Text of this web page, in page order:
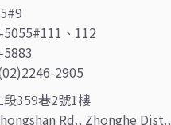
、112
2905
359巷2號1樓
Rd., Zhonghe Dist.,